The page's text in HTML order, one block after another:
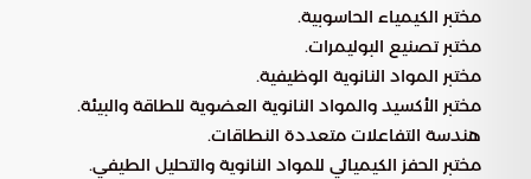
مختبر الكيمياء الحاسوبية.
مختبر تصنيع البوليمرات.
مختبر المواد النانوية الوظيفية.
مختبر الأكسيد والمواد النانوية العضوية للطاقة والبيئة.
هندسة التفاعلات متعددة النطاقات.
مختبر الحفز الكيميائي للمواد النانوية والتحليل الطيفي.